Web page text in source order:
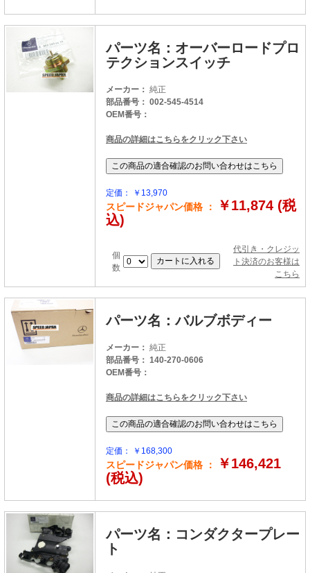
パーツ名：オーバーロードプロ
テクションスイッチ
メーカー： 純正
部品番号： 002-545-4514
OEM番号：
商品の詳細はこちらをクリック下さい
定価： ￥13,970
スピードジャパン価格 ：
￥11,874 (税
込)
個
数
代引き・クレジッ
ト決済のお客様は
こちら
パーツ名：バルブボディー
メーカー： 純正
部品番号： 140-270-0606
OEM番号：
商品の詳細はこちらをクリック下さい
定価： ￥168,300
スピードジャパン価格 ：
￥146,421
(税込)
パーツ名：コンダクタープレー
ト